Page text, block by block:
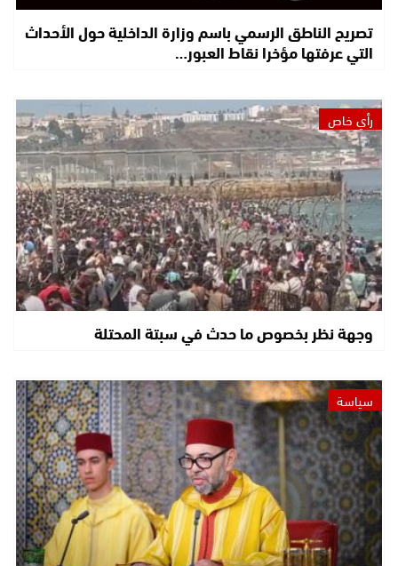
تصريح الناطق الرسمي باسم وزارة الداخلية حول الأحداث
التي عرفتها مؤخرا نقاط العبور…
رأي خاص
وجهة نظر بخصوص ما حدث في سبتة المحتلة
سياسة